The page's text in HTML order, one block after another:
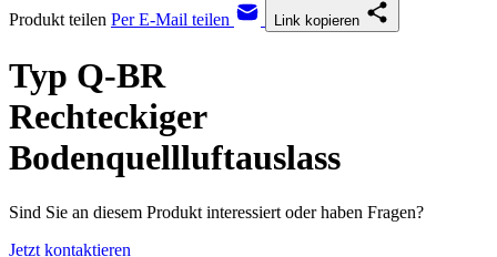
Produkt teilen Per E-Mail teilen Link kopieren
Typ Q-BR
Rechteckiger
Bodenquellluftauslass
Sind Sie an diesem Produkt interessiert oder haben Fragen?
Jetzt kontaktieren